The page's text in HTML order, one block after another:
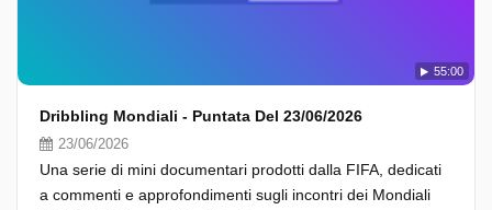
55:00
Dribbling Mondiali - Puntata Del 23/06/2026
23/06/2026
Una serie di mini documentari prodotti dalla FIFA, dedicati
a commenti e approfondimenti sugli incontri dei Mondiali